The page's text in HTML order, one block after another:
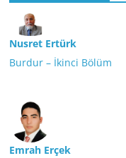
Nusret Ertürk
Burdur – İkinci Bölüm
Emrah Erçek